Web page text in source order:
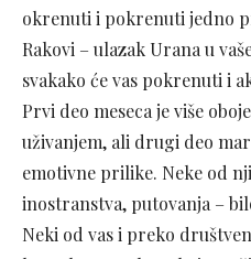
okrenuti i pokrenuti jedno
Rakovi – ulazak Urana u
svakako će vas pokrenuti i
Prvi deo meseca je više
uživanjem, ali drugi deo
emotivne prilike. Neke od
inostranstva, putovanja –
Neki od vas i preko